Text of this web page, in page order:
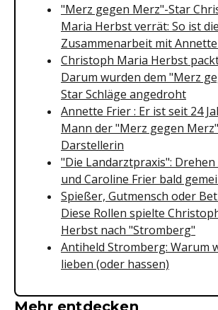
"Merz gegen Merz"-Star
Maria Herbst verrät: So ist die
Zusammenarbeit mit
Christoph Maria Herbst
Darum wurden dem "Merz
Star Schläge angedroht
Annette Frier : Er ist seit 24
Mann der "Merz gegen
Darstellerin
"Die Landarztpraxis":
und Caroline Frier bald
Spießer, Gutmensch oder
Diese Rollen spielte
Herbst nach "Stromberg"
Antiheld Stromberg: Warum
lieben (oder hassen)
Mehr entdecken